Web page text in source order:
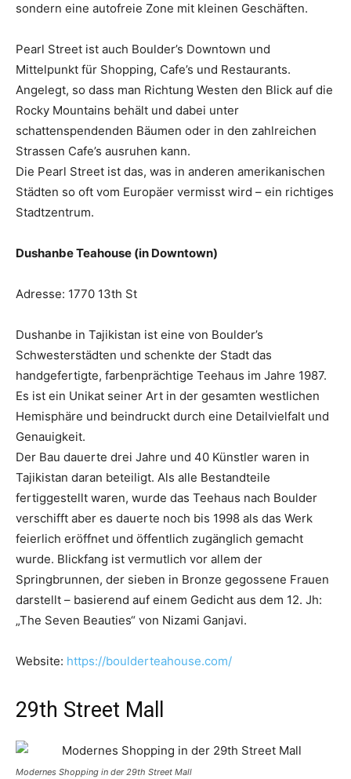
sondern eine autofreie Zone mit kleinen Geschäften.
Pearl Street ist auch Boulder’s Downtown und
Mittelpunkt für Shopping, Cafe’s und Restaurants.
Angelegt, so dass man Richtung Westen den Blick auf die
Rocky Mountains behält und dabei unter
schattenspendenden Bäumen oder in den zahlreichen
Strassen Cafe’s ausruhen kann.
Die Pearl Street ist das, was in anderen amerikanischen
Städten so oft vom Europäer vermisst wird – ein richtiges
Stadtzentrum.
Dushanbe Teahouse (in Downtown)
Adresse: 1770 13th St
Dushanbe in Tajikistan ist eine von Boulder’s
Schwesterstädten und schenkte der Stadt das
handgefertigte, farbenprächtige Teehaus im Jahre 1987.
Es ist ein Unikat seiner Art in der gesamten westlichen
Hemisphäre und beindruckt durch eine Detailvielfalt und
Genauigkeit.
Der Bau dauerte drei Jahre und 40 Künstler waren in
Tajikistan daran beteiligt. Als alle Bestandteile
fertiggestellt waren, wurde das Teehaus nach Boulder
verschifft aber es dauerte noch bis 1998 als das Werk
feierlich eröffnet und öffentlich zugänglich gemacht
wurde. Blickfang ist vermutlich vor allem der
Springbrunnen, der sieben in Bronze gegossene Frauen
darstellt – basierend auf einem Gedicht aus dem 12. Jh:
„The Seven Beauties“ von Nizami Ganjavi.
Website: https://boulderteahouse.com/
29th Street Mall
Modernes Shopping in der 29th Street Mall